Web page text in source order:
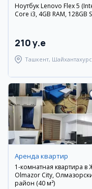
Ноутбук Lenovo Flex 5
Core i3, 4GB RAM, 128GB
210 y.e
Ташкент,
Аренда квартир
1-комнатная квартира в
Olmazor City,
район (40 м²)